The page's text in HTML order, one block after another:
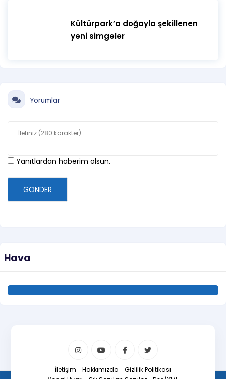
Kültürpark’a doğayla şekillenen
yeni simgeler
Yorumlar
Yanıtlardan haberim olsun.
GÖNDER
Hava
İletişim Hakkımızda
Gizlilik Politikası